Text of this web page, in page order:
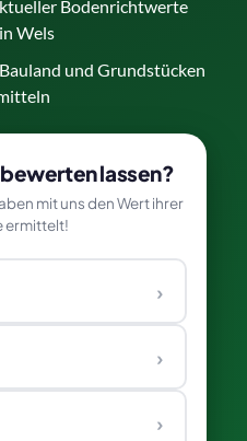
Bodenrichtwerte
Wels
und Grundstücken
lassen?
mit uns den Wert ihrer
ermittelt!
›
›
›